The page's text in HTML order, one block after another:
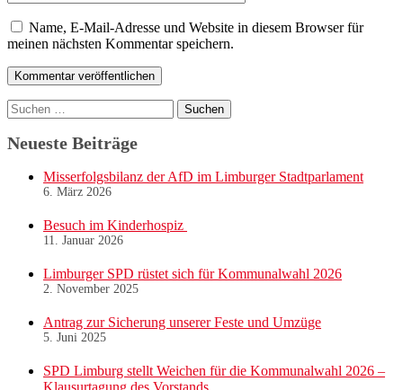
Name, E-Mail-Adresse und Website in diesem Browser für
meinen nächsten Kommentar speichern.
Suchen
nach:
Neueste Beiträge
Misserfolgsbilanz der AfD im Limburger Stadtparlament
6. März 2026
Besuch im Kinderhospiz
11. Januar 2026
Limburger SPD rüstet sich für Kommunalwahl 2026
2. November 2025
Antrag zur Sicherung unserer Feste und Umzüge
5. Juni 2025
SPD Limburg stellt Weichen für die Kommunalwahl 2026 –
Klausurtagung des Vorstands